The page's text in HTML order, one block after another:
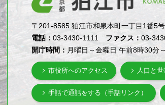
〒201-8585 狛江市和泉本町一丁目1番5
電話：03-3430-1111 ファクス：03-
開庁時間： 月曜日～金曜日 午前8時30分
市役所へのアクセス 人口と
手話で通話をする（手話リンク）